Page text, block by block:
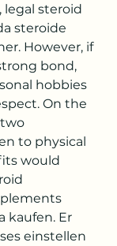
legal steroid
steroide
However, if
bond,
hobbies
On the
to physical
would
kaufen. Er
einstellen